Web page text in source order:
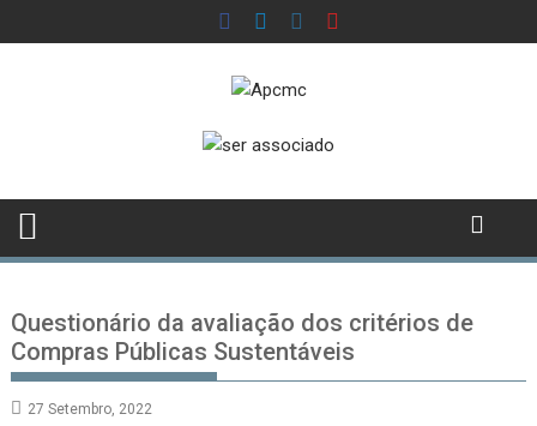
to
Questionário da avaliação dos critérios de
Compras Públicas Sustentáveis
27 Setembro, 2022